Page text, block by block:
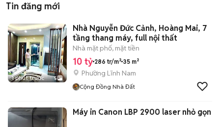
Tin đăng mới
1 phút trước 5
Nhà Nguyễn Đức Cảnh, Hoàng Mai, 7
tầng thang máy, full nội thất
Nhà mặt phố, mặt tiền
10 tỷ 286 tr/m² 35 m²
Phường Lĩnh Nam
Cộng Đồng Nhà Đất
Máy in Canon LBP 2900 laser nhỏ gọn